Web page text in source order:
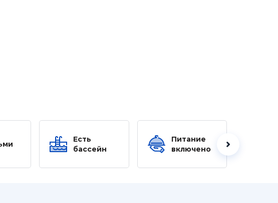
Есть
бассейн
Питание
включено